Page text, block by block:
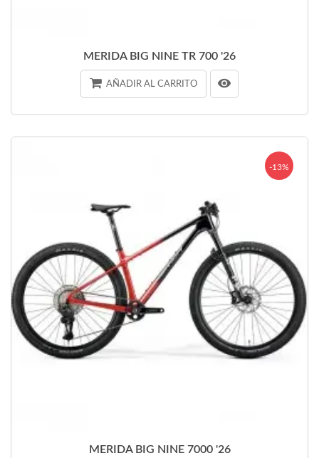
MERIDA BIG NINE TR 700 '26
AÑADIR AL CARRITO
-13%
MERIDA BIG NINE 7000 '26